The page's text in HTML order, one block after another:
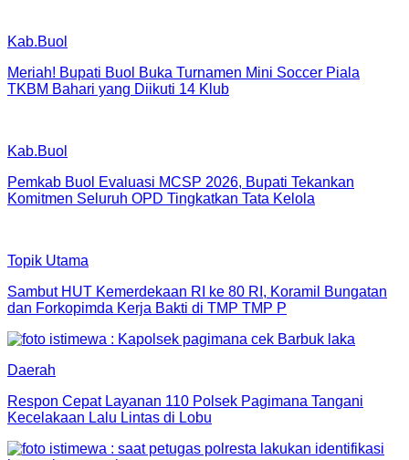
Kab.Buol
Meriah! Bupati Buol Buka Turnamen Mini Soccer Piala
TKBM Bahari yang Diikuti 14 Klub
Kab.Buol
Pemkab Buol Evaluasi MCSP 2026, Bupati Tekankan
Komitmen Seluruh OPD Tingkatkan Tata Kelola
Topik Utama
Sambut HUT Kemerdekaan RI ke 80 RI, Koramil Bungatan
dan Forkopimda Kerja Bakti di TMP TMP P
Daerah
Respon Cepat Layanan 110 Polsek Pagimana Tangani
Kecelakaan Lalu Lintas di Lobu